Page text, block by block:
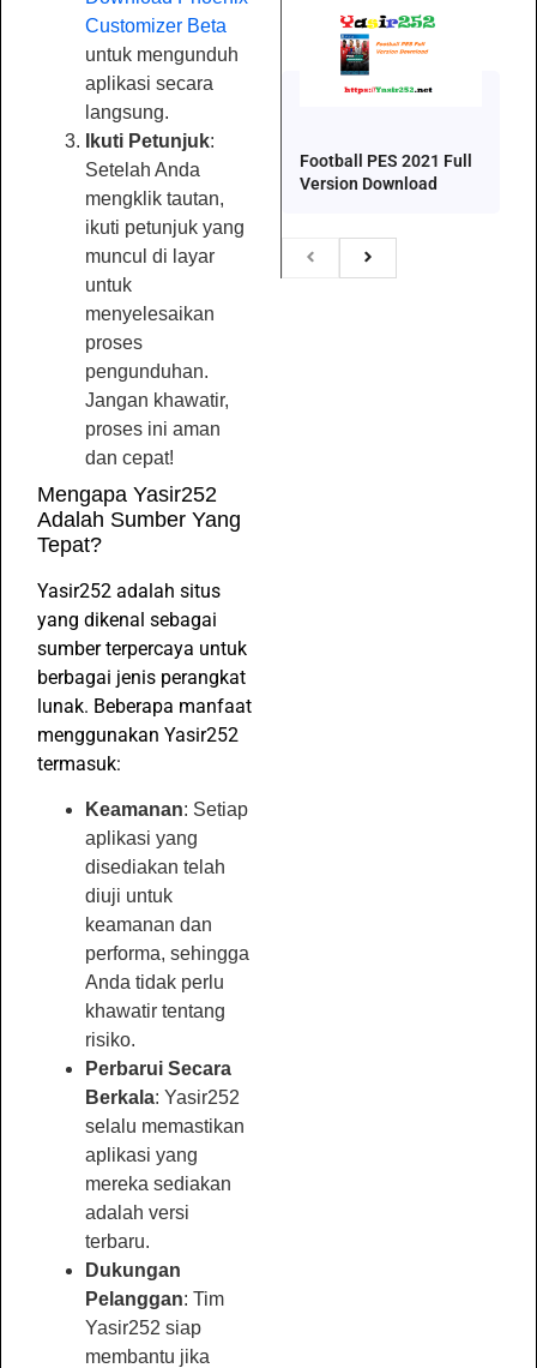
Customizer Beta
untuk mengunduh
aplikasi secara
langsung.
Ikuti Petunjuk:
Setelah Anda
mengklik tautan,
ikuti petunjuk yang
muncul di layar
untuk
menyelesaikan
proses
pengunduhan.
Jangan khawatir,
proses ini aman
dan cepat!
Mengapa Yasir252
Adalah Sumber Yang
Tepat?
Yasir252 adalah situs
yang dikenal sebagai
sumber terpercaya untuk
berbagai jenis perangkat
lunak. Beberapa manfaat
menggunakan Yasir252
termasuk:
Keamanan: Setiap
aplikasi yang
disediakan telah
diuji untuk
keamanan dan
performa, sehingga
Anda tidak perlu
khawatir tentang
risiko.
Perbarui Secara
Berkala: Yasir252
selalu memastikan
aplikasi yang
mereka sediakan
adalah versi
terbaru.
Dukungan
Pelanggan: Tim
Yasir252 siap
membantu jika
Football PES 2021 Full
Version Download